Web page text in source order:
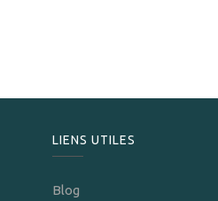
LIENS UTILES
Blog